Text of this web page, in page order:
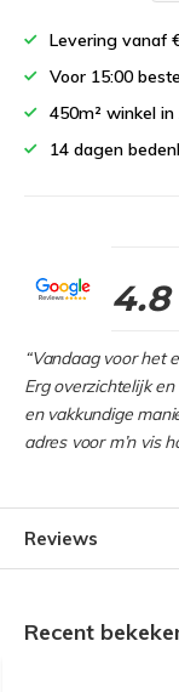
Levering vanaf
Voor 15:00
450m² winkel in
14 dagen
4.8
“Vandaag voor het
Erg overzichtelijk
en vakkundige
adres voor m’n vis
Reviews
Recent